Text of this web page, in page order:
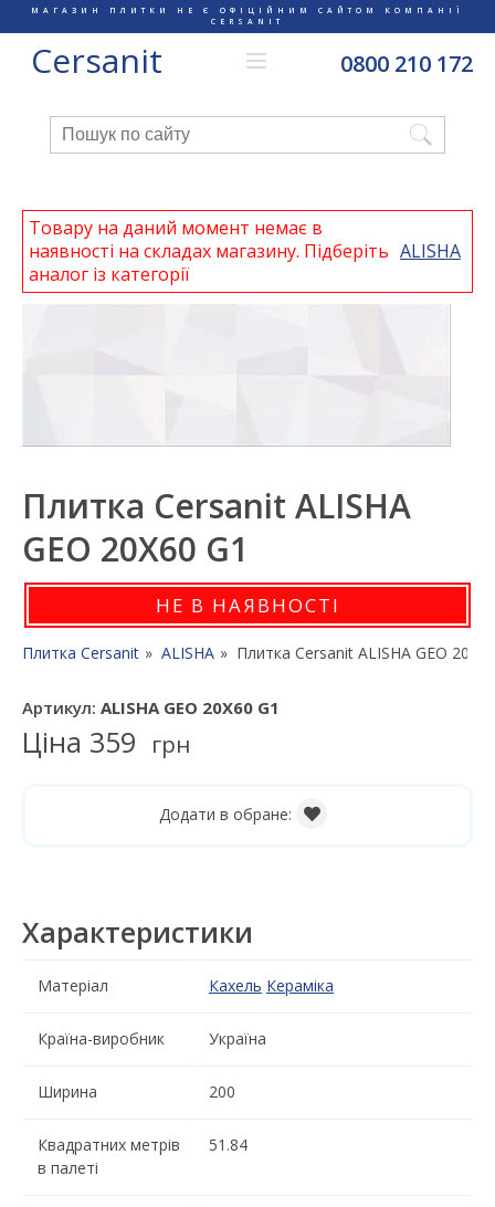
МАГАЗИН ПЛИТКИ НЕ Є ОФІЦІЙНИМ САЙТОМ КОМПАНІЇ
CERSANIT
Cersanit 0800 210 172
Товару на даний момент немає в
наявності на складах магазину. Підберіть
аналог із категорії
ALISHA
Плитка Cersanit ALISHA
GEO 20X60 G1
НЕ В НАЯВНОСТІ
Плитка Cersanit ALISHA Плитка Cersanit ALISHA GEO
Артикул: ALISHA GEO 20X60 G1
Ціна 359 грн
Додати в обране:
Характеристики
Матеріал Кахель Кераміка
Країна-виробник Україна
Ширина 200
Квадратних метрів
в палеті
51.84